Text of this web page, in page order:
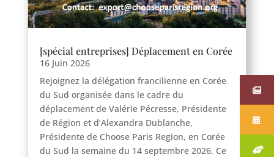
[spécial entreprises] Déplacement en Corée
16 Juin 2026
Rejoignez la délégation francilienne en Corée
du Sud organisée dans le cadre du
déplacement de Valérie Pécresse, Présidente
de Région et d’Alexandra Dublanche,
Présidente de Choose Paris Region, en Corée
du Sud la semaine du 14 septembre 2026. Ce